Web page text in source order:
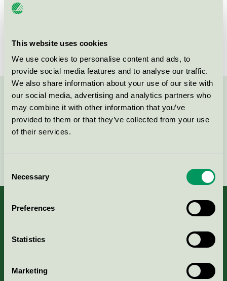
This website uses cookies
We use cookies to personalise content and ads, to
provide social media features and to analyse our traffic.
We also share information about your use of our site with
our social media, advertising and analytics partners who
may combine it with other information that you’ve
provided to them or that they’ve collected from your use
of their services.
Selection
Necessary
Preferences
Statistics
Marketing
Bring Pack
Svanen / Bring / Leverans till utlämningsställe
Kontakta oss på08-55 55 24 00eller via formuläret:
Kriterier, ansökan & avgifter
Aktuella Remisser